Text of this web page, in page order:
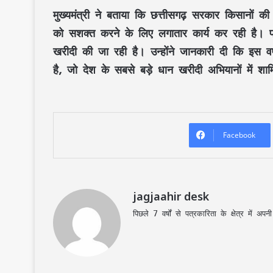
मुख्यमंत्री ने बताया कि छत्तीसगढ़ सरकार किसानों
को सशक्त करने के लिए लगातार कार्य कर रही है।
खरीदी की जा रही है। उन्होंने जानकारी दी कि इस
है, जो देश के सबसे बड़े धान खरीदी अभियानों में
Facebook
jagjaahir desk
पिछले 7 वर्षों से पत्रकारिता के क्षेत्र में